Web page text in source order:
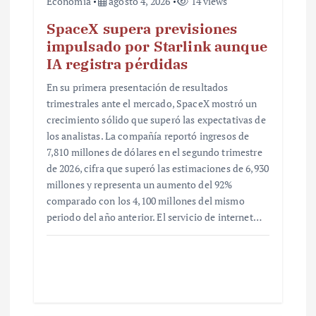
SpaceX supera previsiones
impulsado por Starlink aunque
IA registra pérdidas
En su primera presentación de resultados
trimestrales ante el mercado, SpaceX mostró un
crecimiento sólido que superó las expectativas de
los analistas. La compañía reportó ingresos de
7,810 millones de dólares en el segundo trimestre
de 2026, cifra que superó las estimaciones de 6,930
millones y representa un aumento del 92%
comparado con los 4,100 millones del mismo
periodo del año anterior. El servicio de internet…